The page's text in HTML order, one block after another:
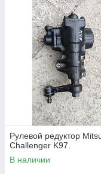
Рулевой редуктор
Challenger K97.
В наличии